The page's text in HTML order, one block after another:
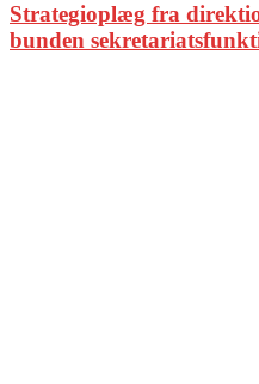
Strategioplæg fra
bunden